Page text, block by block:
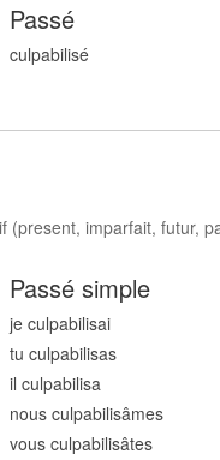
Passé
culpabilisé
(present, imparfait, futur,
Passé simple
je culpabilisai
tu culpabilisas
il culpabilisa
nous culpabilisâmes
vous culpabilisâtes